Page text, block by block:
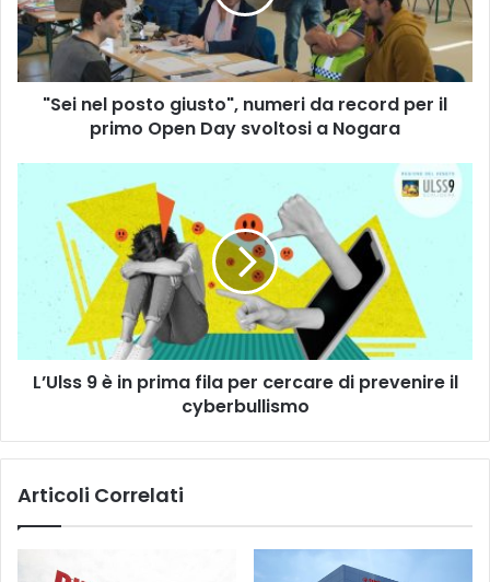
da
record
per
il
primo
Nogara
"Sei nel posto giusto", numeri da record per il
primo Open Day svoltosi a Nogara
prima
cercare
di
prevenire
L’Ulss 9 è in prima fila per cercare di prevenire il
cyberbullismo
Articoli Correlati